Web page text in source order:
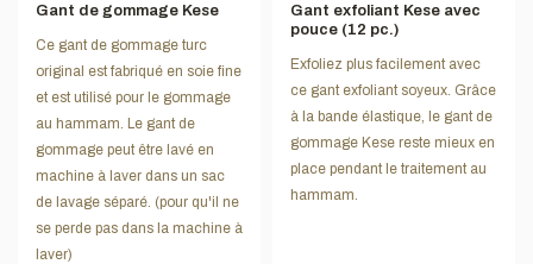
Gant de gommage Kese
Ce gant de gommage turc
original est fabriqué en soie fine
et est utilisé pour le gommage
au hammam. Le gant de
gommage peut être lavé en
machine à laver dans un sac
de lavage séparé. (pour qu'il ne
se perde pas dans la machine à
laver)
Gant exfoliant Kese avec
pouce (12 pc.)
Exfoliez plus facilement avec
ce gant exfoliant soyeux. Grâce
à la bande élastique, le gant de
gommage Kese reste mieux en
place pendant le traitement au
hammam.